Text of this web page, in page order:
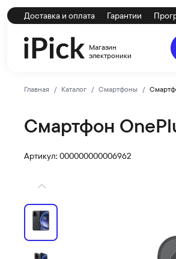
Доставка и оплата Гарантии
Магазин
электроники
Главная Каталог Смартфоны
Артикул: 000000000006962
Смартфон
OnePlus
Купить Смартфон OnePlus 15R